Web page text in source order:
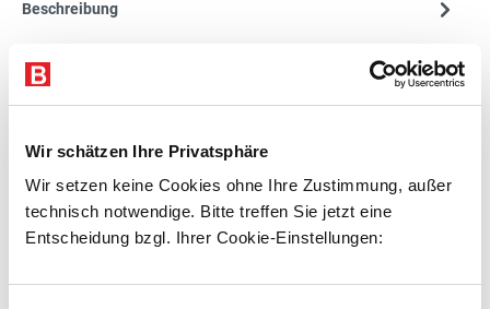
Wir schätzen Ihre Privatsphäre
Wir setzen keine Cookies ohne Ihre Zustimmung, außer
technisch notwendige. Bitte treffen Sie jetzt eine
Entscheidung bzgl. Ihrer Cookie-Einstellungen:
Regalkasten
222,53 € inkl. MwSt.
187,00 €*
exkl. 35,53 € MwSt.
Beschreibung
Zubehör
Zubehör